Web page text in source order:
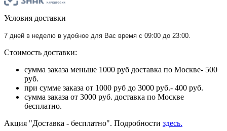
Условия доставки
7 дней в неделю в удобное для Вас время с 09:00 до 23:00.
Стоимость доставки:
сумма заказа меньше 1000 руб доставка по Москве- 500
руб.
при сумме заказа от 1000 руб до 3000 руб.- 400 руб.
сумма заказа от 3000 руб. доставка по Москве
бесплатно.
Акция "Доставка - бесплатно". Подробности здесь.